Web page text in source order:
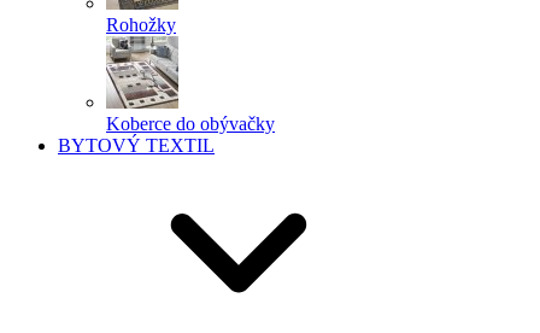
Rohožky
Koberce do obývačky
BYTOVÝ TEXTIL